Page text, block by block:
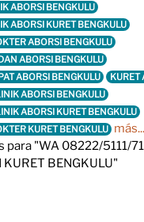
ABORSI BENGKULU
ABORSI KURET BENGKULU
ABORSI BENGKULU
ABORSI BENGKULU
ABORSI BENGKULU
KURET
ABORSI BENGKULU
ABORSI KURET BENGKULU
KURET BENGKULU más...
para "WA 08222/5111/
BENGKULU"